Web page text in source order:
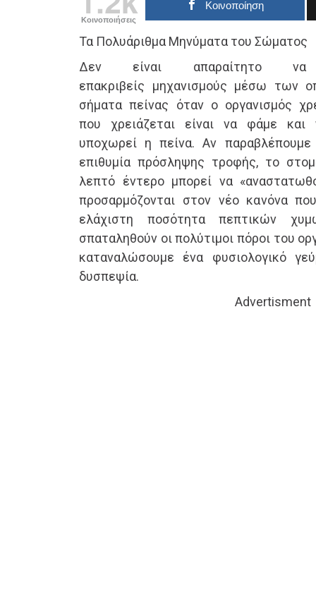
Κοινοποιήσεις
Κοινοποίηση
Τα Πολυάριθμα Μηνύματα του Σώματος
Δεν είναι απαραίτητο να
επακριβείς μηχανισμούς μέσω των
σήματα πείνας όταν ο οργανισμός
που χρειάζεται είναι να φάμε
υποχωρεί η πείνα. Αν
επιθυμία πρόσληψης τροφής, το
λεπτό έντερο μπορεί να
προσαρμόζονται στον νέο κανόνα
ελάχιστη ποσότητα πεπτικών
σπαταληθούν οι πολύτιμοι πόροι του
καταναλώσουμε ένα φυσιολογικό
δυσπεψία.
Advertisment